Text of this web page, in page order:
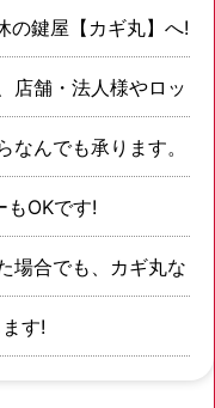
の鍵屋【カギ丸】へ!
店舗・法人様やロッ
なんでも承ります。
もOKです!
場合でも、カギ丸な
す!